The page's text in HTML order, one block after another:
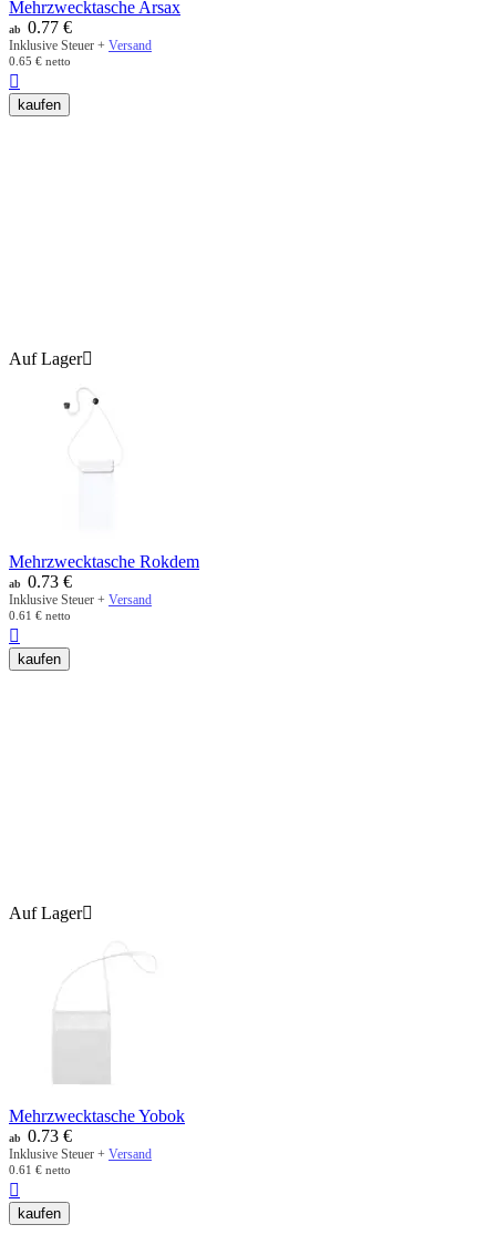
Mehrzwecktasche Arsax
ab 0.77 €
Inklusive Steuer + Versand
0.65 € netto

kaufen
Auf Lager
Mehrzwecktasche Rokdem
ab 0.73 €
Inklusive Steuer + Versand
0.61 € netto

kaufen
Auf Lager
Mehrzwecktasche Yobok
ab 0.73 €
Inklusive Steuer + Versand
0.61 € netto

kaufen